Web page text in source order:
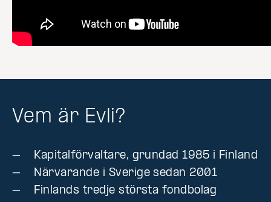
Vem är Evli?
– Kapitalförvaltare, grundad 1985 i Finland
– Närvarande i Sverige sedan 2001
– Finlands tredje största fondbolag